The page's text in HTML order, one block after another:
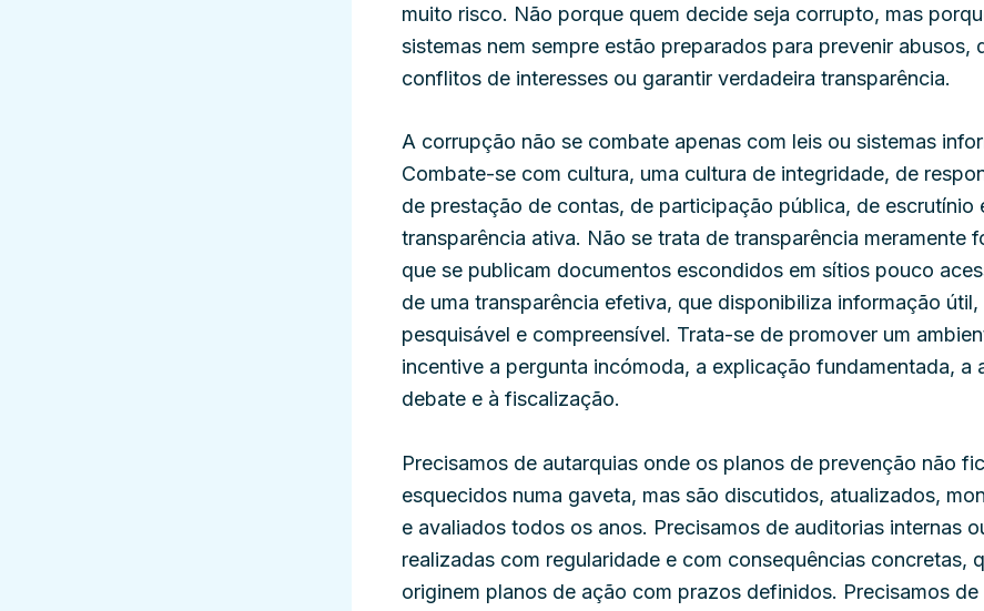
muito risco. Não porque quem decide seja corrupto, mas
sistemas nem sempre estão preparados para prevenir abusos,
conflitos de interesses ou garantir verdadeira transparência.
A corrupção não se combate apenas com leis ou sistemas
Combate-se com cultura, uma cultura de integridade, de
de prestação de contas, de participação pública, de escrutínio
transparência ativa. Não se trata de transparência meramente
que se publicam documentos escondidos em sítios pouco
de uma transparência efetiva, que disponibiliza informação útil,
pesquisável e compreensível. Trata-se de promover um
incentive a pergunta incómoda, a explicação fundamentada, a
debate e à fiscalização.
Precisamos de autarquias onde os planos de prevenção não
esquecidos numa gaveta, mas são discutidos, atualizados,
e avaliados todos os anos. Precisamos de auditorias internas
realizadas com regularidade e com consequências concretas,
originem planos de ação com prazos definidos. Precisamos de